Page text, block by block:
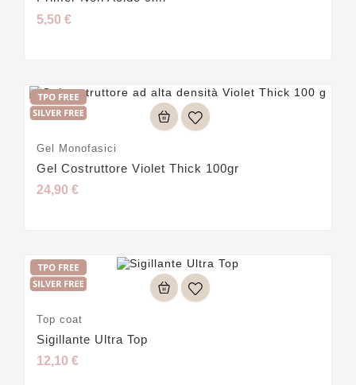
5,50 €
Gel Monofasici
Gel Costruttore Violet Thick 100gr
24,90 €
Top coat
Sigillante Ultra Top
12,10 €